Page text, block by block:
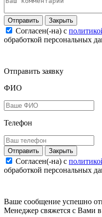
Закрыть
Согласен(-на) c
обработкой персональных
Отправить заявку
ФИО
Телефон
Закрыть
Согласен(-на) c
обработкой персональных
Ваше сообщение успешно
Менеджер свяжется с Вами